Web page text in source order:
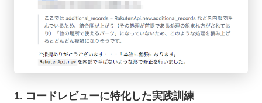
1. コードレビューに特化した実践訓練